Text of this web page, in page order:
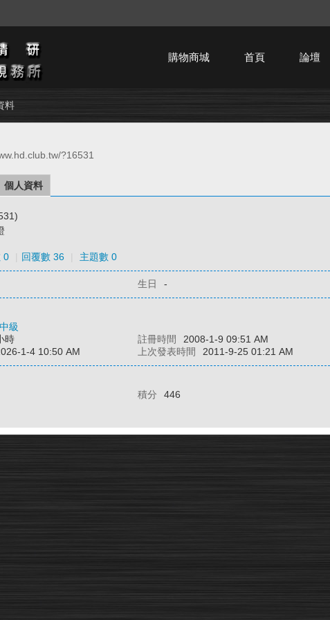
購物商城 首頁 論壇
料
?16531
個人資料
0 回覆數 36 主題數 0
生日 -
級
時 註冊時間 2008-1-9 09:51 AM
1-4 10:50 AM 上次發表時間 2011-9-25 01:21 AM
積分 446